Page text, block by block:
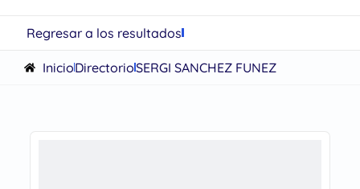
Regresar a los resultados
InicioDirectorioSERGI SANCHEZ FUNEZ